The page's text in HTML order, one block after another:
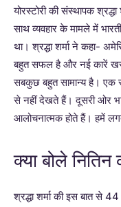
योरस्टोरी की संस्थापक
साथ व्यवहार के मामले में
था। श्रद्धा शर्मा ने कहा-
बहुत सफल है और नई कारें
सबकुछ बहुत सामान्य है। एक
से नहीं देखते हैं। दूसरी ओर
आलोचनात्मक होते हैं। हमें
क्या बोले
श्रद्धा शर्मा की इस बात से